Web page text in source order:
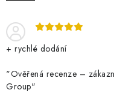
+ rychlé dodání
"Ověřená recenze –
Group"